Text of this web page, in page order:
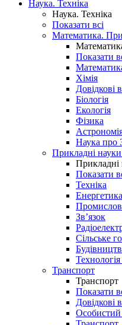
Наука. Техніка
Наука. Техніка
Показати всі
Математика.
Показати
Хімія
Довідкові
Біологія
Екологія
Фізика
Наука про
Прикладні
Прикладні
Показати
Техніка
Енергетика
Зв’язок
Сільське
Транспорт
Транспорт
Показати
Довідкові
Особистий